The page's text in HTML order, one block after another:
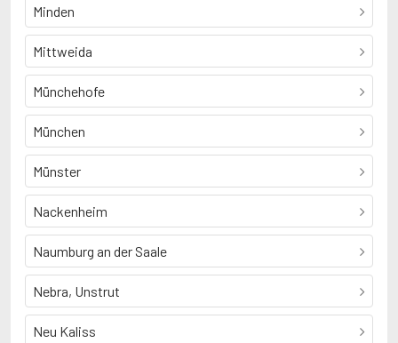
Minden
Mittweida
Münchehofe
München
Münster
Nackenheim
Naumburg an der Saale
Nebra, Unstrut
Neu Kaliss